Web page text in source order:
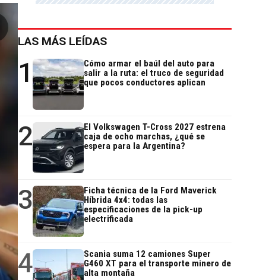
LAS MÁS LEÍDAS
1
Cómo armar el baúl del auto para
salir a la ruta: el truco de seguridad
que pocos conductores aplican
2
El Volkswagen T-Cross 2027 estrena
caja de ocho marchas, ¿qué se
espera para la Argentina?
3
Ficha técnica de la Ford Maverick
Híbrida 4x4: todas las
especificaciones de la pick-up
electrificada
4
Scania suma 12 camiones Super
G460 XT para el transporte minero de
alta montaña